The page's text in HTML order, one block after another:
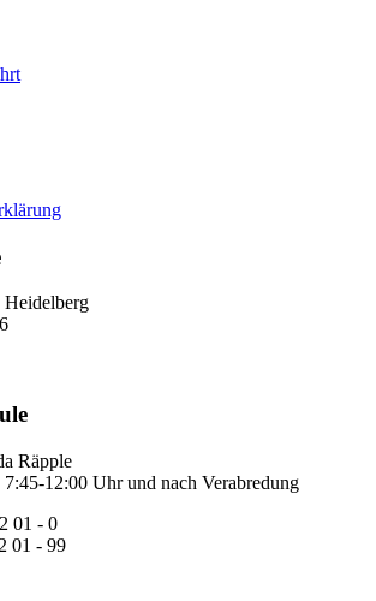
Heidelberg
Räpple
12:00 Uhr und nach Verabredung
01 - 0
01 - 99